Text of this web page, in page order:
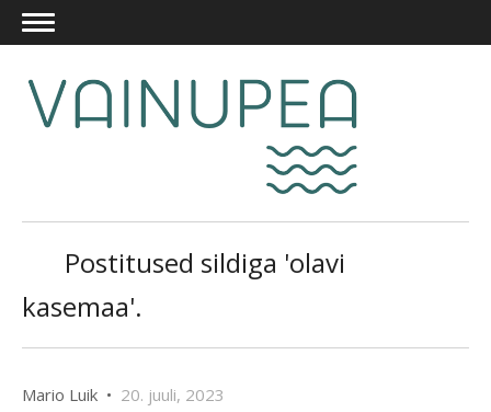
Postitused sildiga 'olavi
kasemaa'.
Mario Luik • 20. juuli, 2023